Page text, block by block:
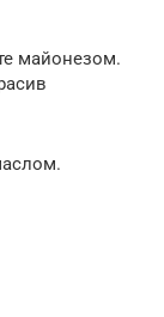
майонезом.